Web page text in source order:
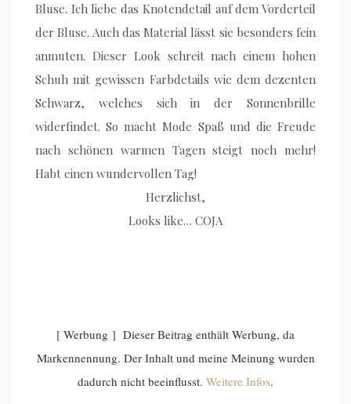
Bluse. Ich liebe das Knotendetail auf dem Vorderteil
der Bluse. Auch das Material lässt sie besonders fein
anmuten. Dieser Look schreit nach einem hohen
Schuh mit gewissen Farbdetails wie dem dezenten
Schwarz, welches sich in der Sonnenbrille
widerfindet. So macht Mode Spaß und die Freude
nach schönen warmen Tagen steigt noch mehr!
Habt einen wundervollen Tag!
Herzlichst,
Looks like… COJA
[ Werbung ] Dieser Beitrag enthält Werbung, da
Markennennung. Der Inhalt und meine Meinung wurden
dadurch nicht beeinflusst. Weitere Infos.